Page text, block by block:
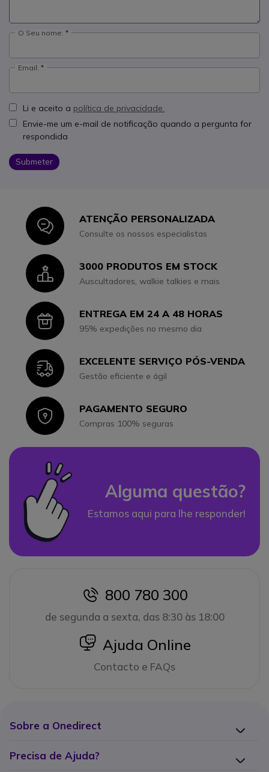
O Seu nome:
Email:
Li e aceito a política de privacidade.
Envie-me um e-mail de notificação quando a pergunta for
respondida
Submeter
IconATENÇÃO PERSONALIZADA
Consulte os nossos especialistas
Icon3000 PRODUTOS EM STOCK
Auscultadores, walkie talkies e mais
IconENTREGA EM 24 A 48 HORAS
95% expedições no mesmo dia
IconEXCELENTE SERVIÇO PÓS-VENDA
Gestão eficiente e ágil
IconPAGAMENTO SEGURO
Compras 100% seguras
Alguma questão?
Estamos aqui para lhe responder!
icon
800 780 300
de segunda a sexta, das 8:30 às 18:00
icon
Ajuda Online
Contacto e FAQs
Sobre a Onedirect
Precisa de Ajuda?